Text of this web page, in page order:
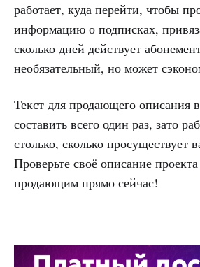
работает, куда перейти, чтобы
информацию о подписках,
сколько дней действует
необязательный, но может
Текст для продающего описания
составить всего один раз, зато
столько, сколько просуществует
Проверьте своё описание
продающим прямо сейчас!